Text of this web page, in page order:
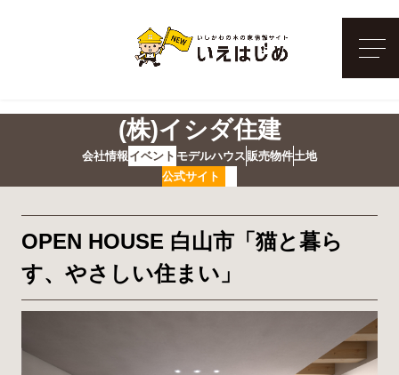
メ
(株)イシダ住建
会社情報 イベント モデルハウス販売物件土地
公式サイト
OPEN HOUSE 白山市「猫と暮ら
す、やさしい住まい」